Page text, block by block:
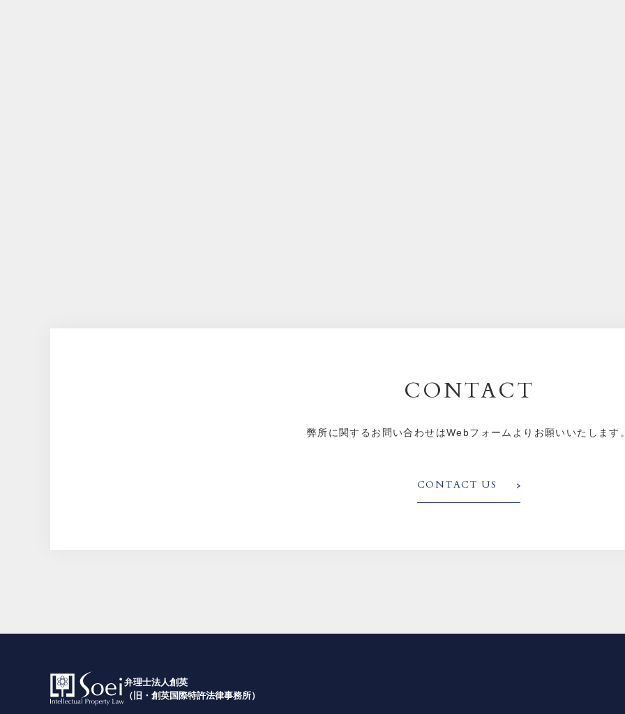
CONTACT
弊所に関するお問い合わせはWebフォームよりお願いいたします
CONTACT US
弁理士法人創英
（旧・創英国際特許法律事務所）